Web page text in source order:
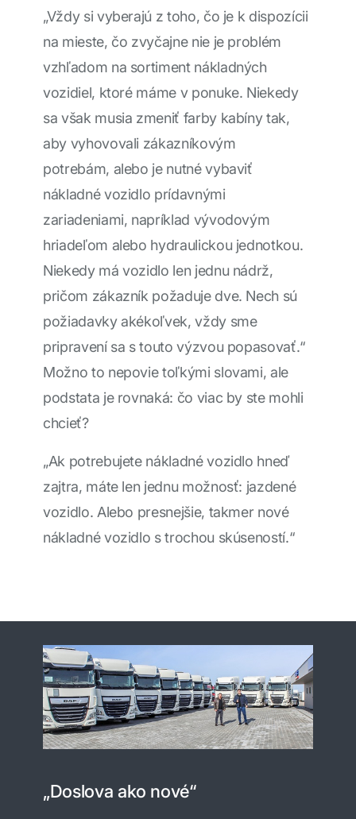
„Vždy si vyberajú z toho, čo je k dispozícii
na mieste, čo zvyčajne nie je problém
vzhľadom na sortiment nákladných
vozidiel, ktoré máme v ponuke. Niekedy
sa však musia zmeniť farby kabíny tak,
aby vyhovovali zákazníkovým
potrebám, alebo je nutné vybaviť
nákladné vozidlo prídavnými
zariadeniami, napríklad vývodovým
hriadeľom alebo hydraulickou jednotkou.
Niekedy má vozidlo len jednu nádrž,
pričom zákazník požaduje dve. Nech sú
požiadavky akékoľvek, vždy sme
pripravení sa s touto výzvou popasovať.“
Možno to nepovie toľkými slovami, ale
podstata je rovnaká: čo viac by ste mohli
chcieť?
„Ak potrebujete nákladné vozidlo hneď
zajtra, máte len jednu možnosť: jazdené
vozidlo. Alebo presnejšie, takmer nové
nákladné vozidlo s trochou skúseností.“
„Doslova ako nové“